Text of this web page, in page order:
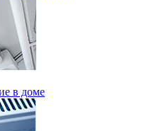
в доме